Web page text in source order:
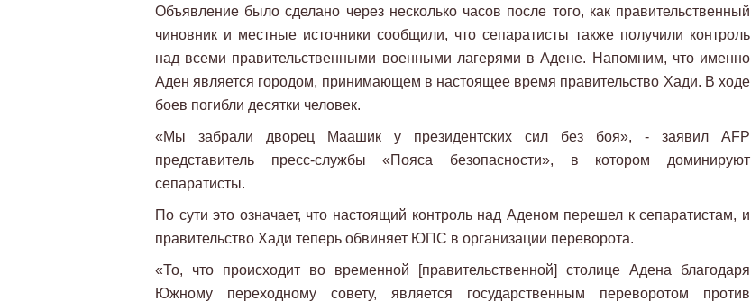
Объявление было сделано через несколько часов после того, как правительственный
чиновник и местные источники сообщили, что сепаратисты также получили контроль
над всеми правительственными военными лагерями в Адене. Напомним, что именно
Аден является городом, принимающем в настоящее время правительство Хади. В ходе
боев погибли десятки человек.
«Мы забрали дворец Маашик у президентских сил без боя», - заявил AFP
представитель пресс-службы «Пояса безопасности», в котором доминируют
сепаратисты.
По сути это означает, что настоящий контроль над Аденом перешел к сепаратистам, и
правительство Хади теперь обвиняет ЮПС в организации переворота.
«То, что происходит во временной [правительственной] столице Адена благодаря
Южному переходному совету, является государственным переворотом против